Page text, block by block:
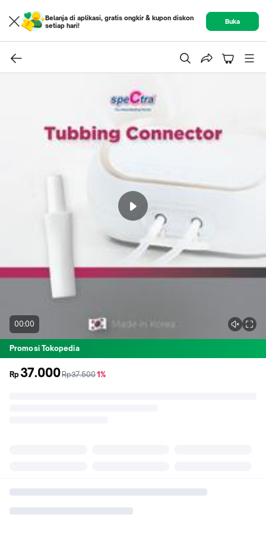
Belanja di aplikasi, gratis ongkir & kupon diskon
setiap hari!
Buka
00:00
Promosi Tokopedia
Rp 37.000sebelum
Rp37.500diskon
1%